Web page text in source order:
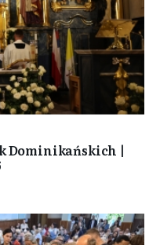
Dominikańskich |